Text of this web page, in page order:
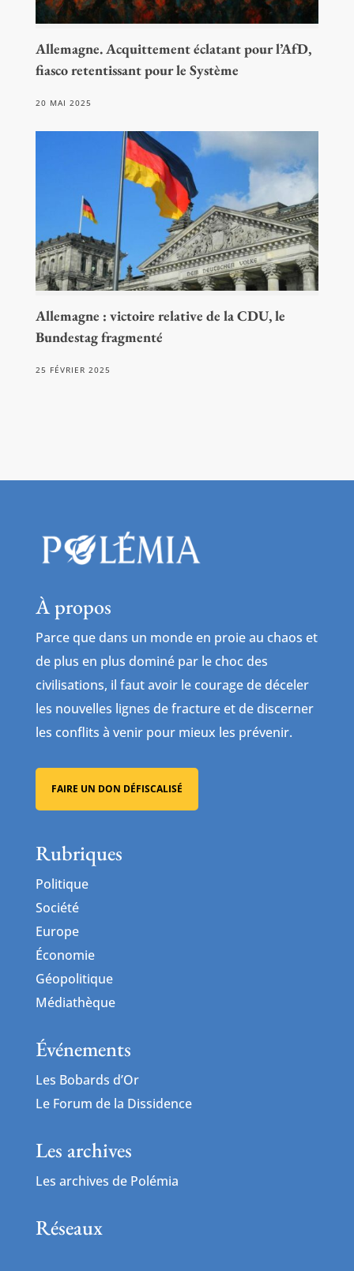
Allemagne. Acquittement éclatant pour l’AfD,
fiasco retentissant pour le Système
20 MAI 2025
Allemagne : victoire relative de la CDU, le
Bundestag fragmenté
25 FÉVRIER 2025
À propos
Parce que dans un monde en proie au chaos et
de plus en plus dominé par le choc des
civilisations, il faut avoir le courage de déceler
les nouvelles lignes de fracture et de discerner
les conflits à venir pour mieux les prévenir.
FAIRE UN DON DÉFISCALISÉ
Rubriques
Politique
Société
Europe
Économie
Géopolitique
Médiathèque
Événements
Les Bobards d’Or
Le Forum de la Dissidence
Les archives
Les archives de Polémia
Réseaux